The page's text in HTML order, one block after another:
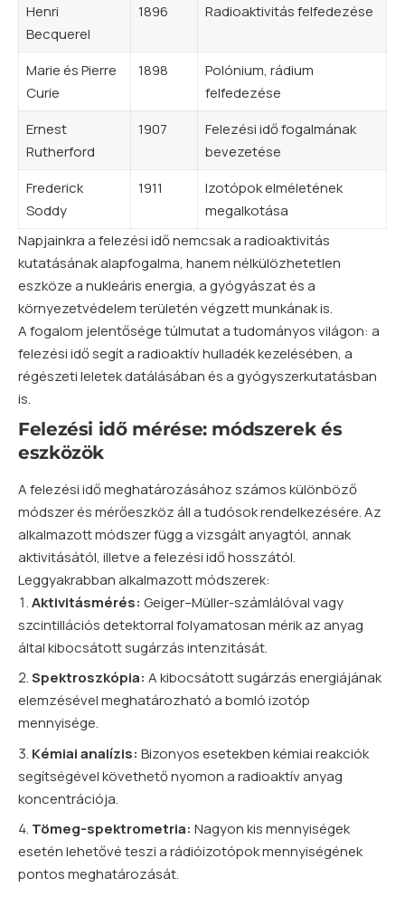
Henri
Becquerel
1896 Radioaktivitás felfedezése
Marie és Pierre
Curie
1898
Polónium, rádium
felfedezése
Ernest
Rutherford
1907
Felezési idő fogalmának
bevezetése
Frederick
Soddy
1911
Izotópok elméletének
megalkotása
Napjainkra a felezési idő nemcsak a radioaktivitás
kutatásának alapfogalma, hanem nélkülözhetetlen
eszköze a nukleáris energia, a gyógyászat és a
környezetvédelem területén végzett munkának is.
A fogalom jelentősége túlmutat a tudományos világon: a
felezési idő segít a radioaktív hulladék kezelésében, a
régészeti leletek datálásában és a gyógyszerkutatásban
is.
Felezési idő mérése: módszerek és
eszközök
A felezési idő meghatározásához számos különböző
módszer és mérőeszköz áll a tudósok rendelkezésére. Az
alkalmazott módszer függ a vizsgált anyagtól, annak
aktivitásától, illetve a felezési idő hosszától.
Leggyakrabban alkalmazott módszerek:
Aktivitásmérés: Geiger–Müller-számlálóval vagy
szcintillációs detektorral folyamatosan mérik az anyag
által kibocsátott sugárzás intenzitását.
Spektroszkópia: A kibocsátott sugárzás energiájának
elemzésével meghatározható a bomlóizotóp
mennyisége.
Kémiai analízis: Bizonyos esetekben kémiai reakciók
segítségével követhető nyomon a radioaktív anyag
koncentrációja.
Tömeg-spektrometria: Nagyon kis mennyiségek
esetén lehetővé teszi a rádióizotópok mennyiségének
pontos meghatározását.